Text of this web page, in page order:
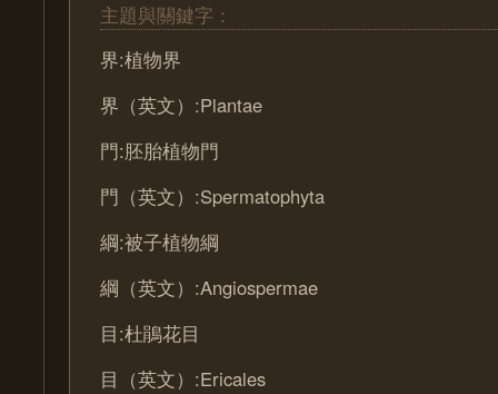
主題與關鍵字：
界:植物界
界（英文）:Plantae
門:胚胎植物門
門（英文）:Spermatophyta
綱:被子植物綱
綱（英文）:Angiospermae
目:杜鵑花目
目（英文）:Ericales